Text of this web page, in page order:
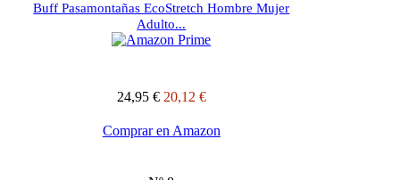
Buff Pasamontañas EcoStretch Hombre Mujer
Adulto...
24,95 € 20,12 €
Comprar en Amazon